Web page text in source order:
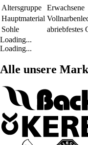
Altersgruppe
Erwachsene
Hauptmaterial
Sohle
abriebfestes
Loading...
Loading...
Alle unsere